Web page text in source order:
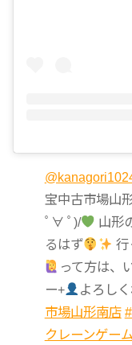
宝中古市場山
ﾟ∀ ﾟ)/
山形
るはず
行
って方は、
ー+
よろし
市場山形南店
クレーンゲーム